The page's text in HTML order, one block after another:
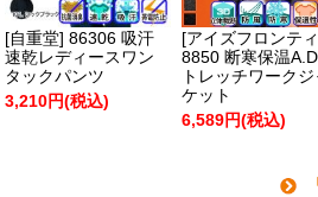
[自重堂] 86306 吸汗
速乾レディースワン
タックパンツ
3,210円(税込)
[アイズフロンテ
8850 断寒保温
トレッチワークジ
ケット
6,589円(税込)